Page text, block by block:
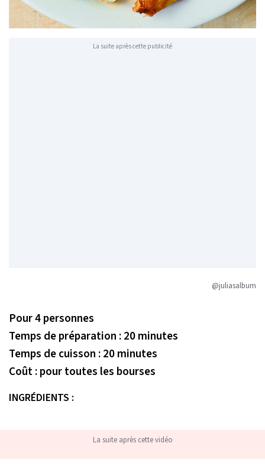
La suite après cette publicité
@juliasalbum
Pour 4 personnes
Temps de préparation : 20 minutes
Temps de cuisson : 20 minutes
Coût : pour toutes les bourses
INGRÉDIENTS :
La suite après cette vidéo